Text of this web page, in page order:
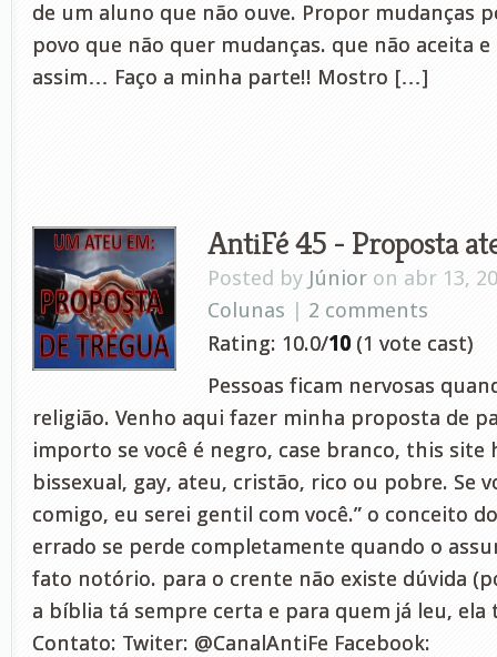
de um aluno que não ouve. Propor mudanças
povo que não quer mudanças. que não aceita
assim… Faço a minha parte!! Mostro […]
AntiFé 45 - Proposta
Posted by Júnior on abr 13,
Colunas | 2 comments
Rating: 10.0/10 (1 vote cast)
Pessoas ficam nervosas
religião. Venho aqui fazer minha proposta de
importo se você é negro, case branco, this site
bissexual, gay, ateu, cristão, rico ou pobre. Se
comigo, eu serei gentil com você.” o conceito
errado se perde completamente quando o
fato notório. para o crente não existe dúvida
a bíblia tá sempre certa e para quem já leu, ela
Contato: Twiter: @CanalAntiFe Facebook: